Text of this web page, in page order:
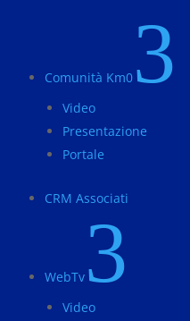
Comunità Km0 3
Video
Presentazione
Portale
CRM Associati
WebTv 3
Video